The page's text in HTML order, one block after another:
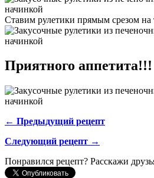
Ставим рулетики прямым срезом на
Приятного аппетита!!!
← Предыдущий рецепт
Следующий рецепт →
Понравился рецепт? Расскажи